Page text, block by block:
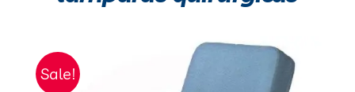
Sale!